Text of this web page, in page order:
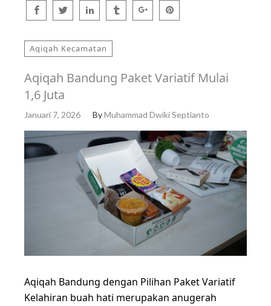
Aqiqah Kecamatan
Aqiqah Bandung Paket Variatif Mulai
1,6 Juta
Januari 7, 2026 ByMuhammad Dwiki Septianto
Aqiqah Bandung dengan Pilihan Paket Variatif
Kelahiran buah hati merupakan anugerah